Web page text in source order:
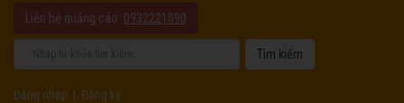
Liên hệ quảng cáo: 0932221090
Đăng nhập Đăng ký